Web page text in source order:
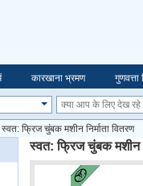
कारखाना भ्रमण
स्वत: फ्रिज चुंबक मशीन निर्माता वितरण
स्वत: फ्रिज चुंबक मशीन